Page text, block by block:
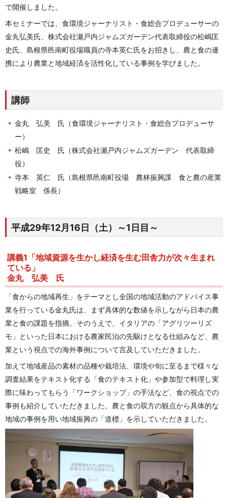
で開催しました。
本セミナーでは、食環境ジャーナリスト・食総合プロデューサーの
金丸弘美氏、株式会社瀬戸内ジャムズガーデン代表取締役の松嶋匡
史氏、島根県邑南町役場職員の寺本英仁氏をお招きし、農と食の連
携により農業と地域経済を活性化している事例を学びました。
講師
金丸 弘美 氏（食環境ジャーナリスト・食総合プロデューサ
ー）
松嶋 匡史 氏（株式会社瀬戸内ジャムズガーデン 代表取締
役）
寺本 英仁 氏（島根県邑南町役場 農林振興課 食と農の産業
戦略室 係長）
平成29年12月16日（土）～1日目～
講義1「地域資源を生かし経済を生む田舎力が次々生まれ
ている」
金丸 弘美 氏
「食からの地域再生」をテーマとし全国の地域活動のアドバイス事
業を行っている金丸氏は、まず具体的な数値を示しながら日本の農
業と食の課題を指摘。そのうえで、イタリアの「アグリツーリズ
モ」といった日本における農家民泊の先駆けとなる仕組みなど、農
業という視点での海外事例について言及していただきました。
加えて地域産品の素材の品種や栽培法、環境や旬に至るまで様々な
調査結果をテキスト化する「食のテキスト化」や参加型で料理し実
際に味わってもらう「ワークショップ」の手法など、食の視点での
事例も紹介していただきました。農と食の双方の観点から具体的な
地域の事例を用い地域振興の「道標」を示していただきました。